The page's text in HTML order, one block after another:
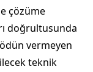
çözüme
doğrultusunda
vermeyen
teknik